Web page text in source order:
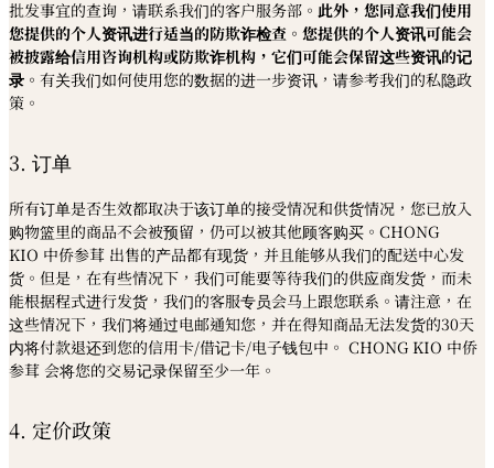
批发事宜的查询，请联系我们的客户服务部。 此外，您同意我们使用
您提供的个人资讯进行适当的防欺诈检查。您提供的个人资讯可能会
被披露给信用咨询机构或防欺诈机构，它们可能会保留这些资讯的记
录。 有关我们如何使用您的数据的进一步资讯，请参考我们的私隐政
策。
3. 订单
所有订单是否生效都取决于该订单的接受情况和供货情况，您已放入
购物篮里的商品不会被预留，仍可以被其他顾客购买。 CHONG
KIO 中侨参茸 出售的产品都有现货，并且能够从我们的配送中心发
货。但是，在有些情况下，我们可能要等待我们的供应商发货，而未
能根据程式进行发货，我们的客服专员会马上跟您联系。请注意，在
这些情况下，我们将通过电邮通知您，并在得知商品无法发货的30天
内将付款退还到您的信用卡/借记卡/电子钱包中。 CHONG KIO 中侨
参茸 会将您的交易记录保留至少一年。
4. 定价政策